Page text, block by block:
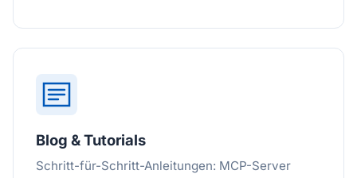
Blog & Tutorials
Schritt-für-Schritt-Anleitungen: MCP-Server